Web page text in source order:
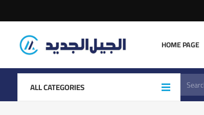
HOME PAGE
ALL CATEGORIES